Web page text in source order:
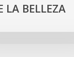
LA BELLEZA